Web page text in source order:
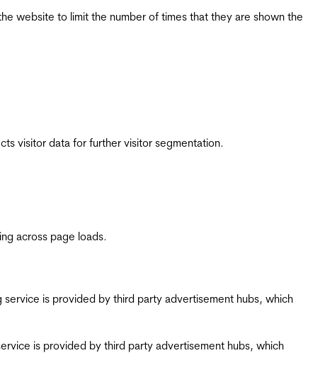
website to limit the number of times that they are shown the
visitor data for further visitor segmentation.
across page loads.
is provided by third party advertisement hubs, which
is provided by third party advertisement hubs, which